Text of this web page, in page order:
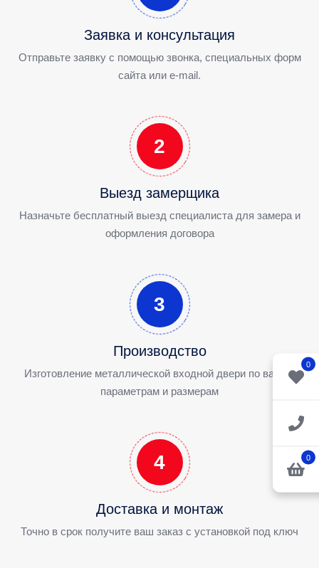
0
0
Заявка и консультация
Отправьте заявку с помощью звонка, специальных форм
сайта или e-mail.
2
Выезд замерщика
Назначьте бесплатный выезд специалиста для замера и
оформления договора
3
Производство
Изготовление металлической входной двери по вашим
параметрам и размерам
4
Доставка и монтаж
Точно в срок получите ваш заказ с установкой под ключ